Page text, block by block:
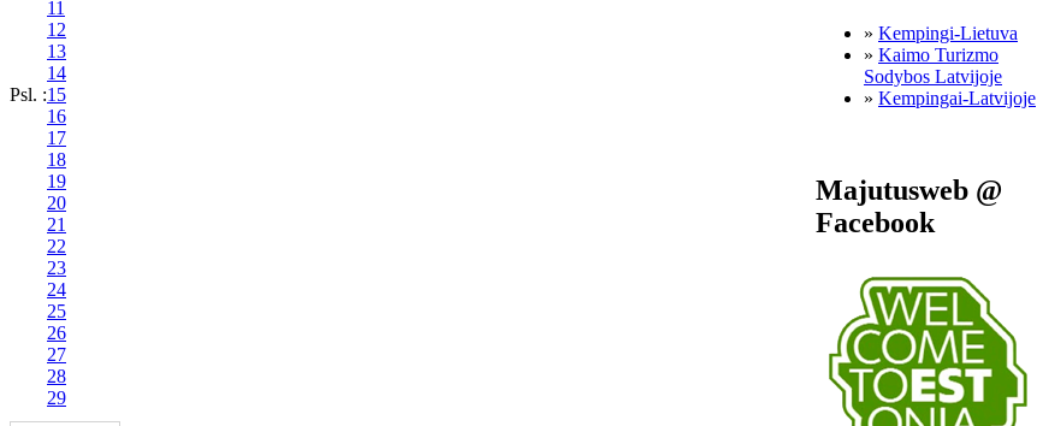
Psl. :
11
12
13
14
15
16
17
18
19
20
21
22
23
24
25
26
27
28
29
» Kempingi-Lietuva
» Kaimo Turizmo
Sodybos Latvijoje
» Kempingai-Latvijoje
Majutusweb @
Facebook